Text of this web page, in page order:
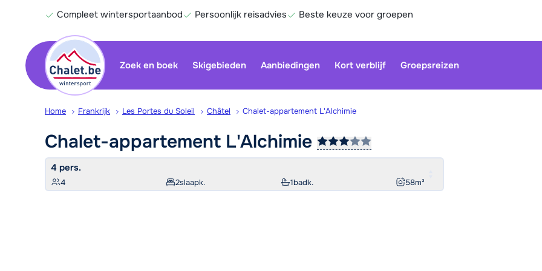
Compleet wintersportaanbod Persoonlijk reisadvies Beste keuze voor groepen
Zoek en boek Skigebieden Aanbiedingen Kort verblijf Groepsreizen
Home Frankrijk Les Portes du Soleil Châtel Chalet-appartement L'Alchimie
Chalet-appartement L'Alchimie
4 pers.
4 2slaapk. 1badk. 58m²